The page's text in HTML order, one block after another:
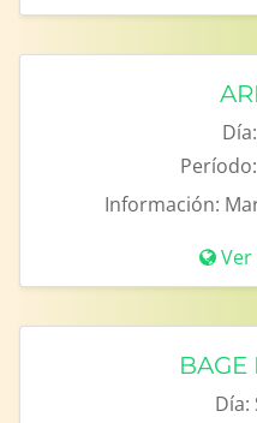
Día:
Período:
Información:
BAGE
Día: